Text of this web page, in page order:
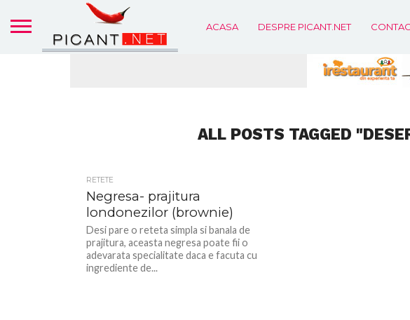
ACASA DESPRE PICANT.NET
ALL POSTS TAGGED
RETETE
Negresa- prajitura
londonezilor (brownie)
Desi pare o reteta simpla si banala de
prajitura, aceasta negresa poate fii o
adevarata specialitate daca e facuta cu
ingrediente de...